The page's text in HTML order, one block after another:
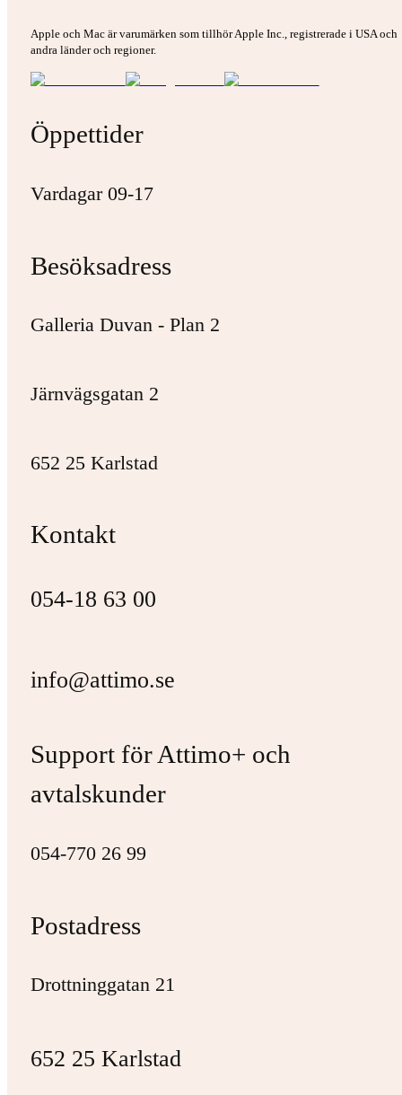
Apple och Mac är varumärken som tillhör Apple Inc., registrerade i USA och
andra länder och regioner.
Öppettider
Vardagar 09-17
Besöksadress
Galleria Duvan - Plan 2
Järnvägsgatan 2
652 25 Karlstad
Kontakt
054-18 63 00
info@attimo.se
Support för Attimo+ och
avtalskunder
054-770 26 99
Postadress
Drottninggatan 21
652 25 Karlstad